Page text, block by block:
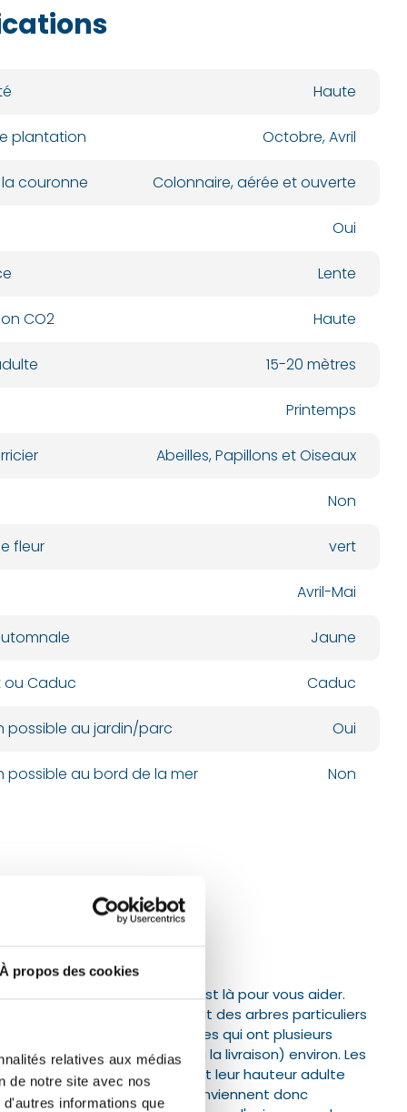
À propos des cookies
relatives aux médias
de notre site avec nos
informations que
Haute
plantation Octobre, Avril
couronne Colonnaire, aérée et ouverte
Oui
Lente
CO2 Haute
15-20 mètres
Printemps
Abeilles, Papillons et Oiseaux
Non
fleur vert
Avril-Mai
Jaune
ou Caduc Caduc
possible au jardin/parc Oui
possible au bord de la mer Non
taille unique ? Chlori est là pour vous aider.
ligne, vous trouverez surtout des arbres particuliers
Nous livrons des arbres qui ont plusieurs
5 mètres (hauteur totale à la livraison) environ. Les
sont livrés avec une motte et leur hauteur adulte
de plus de 15 mètres.
Ils conviennent donc